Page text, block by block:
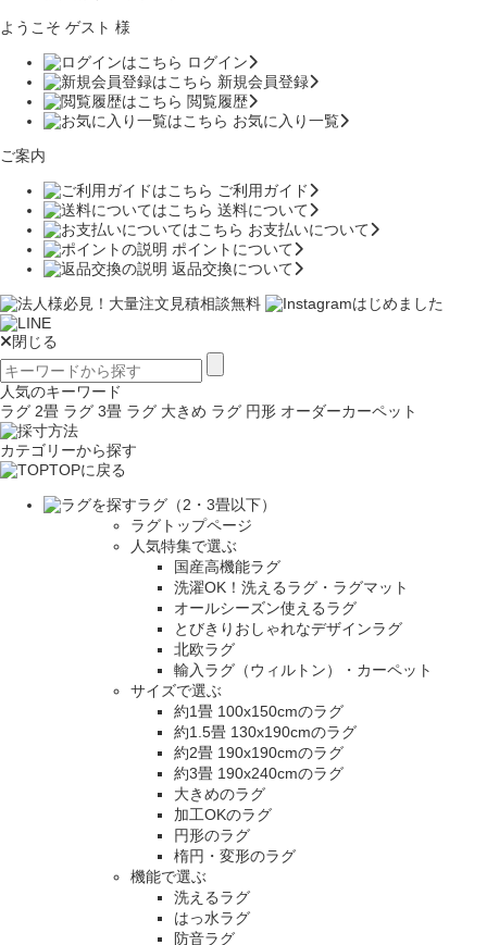
ようこそ ゲスト 様
ログイン
新規会員登録
閲覧履歴
お気に入り一覧
ご案内
ご利用ガイド
送料について
お支払いについて
ポイントについて
返品交換について
閉じる
人気のキーワード
ラグ 2畳 ラグ 3畳 ラグ 大きめ ラグ 円形 オーダーカーペット
カテゴリーから探す
TOPに戻る
ラグ（2・3畳以下）
ラグトップページ
人気特集で選ぶ
国産高機能ラグ
洗濯OK！洗えるラグ・ラグマット
オールシーズン使えるラグ
とびきりおしゃれなデザインラグ
北欧ラグ
輸入ラグ（ウィルトン）・カーペット
サイズで選ぶ
約1畳 100x150cmのラグ
約1.5畳 130x190cmのラグ
約2畳 190x190cmのラグ
約3畳 190x240cmのラグ
大きめのラグ
加工OKのラグ
円形のラグ
楕円・変形のラグ
機能で選ぶ
洗えるラグ
はっ水ラグ
防音ラグ